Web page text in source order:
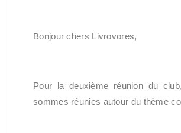
Bonjour chers Livrovores,
Pour la deuxième réunion du
sommes réunies autour du thème